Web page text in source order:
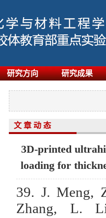
研究方向 研究成果
文 章 动 态
3D-printed
loading for
39. J. Meng,
Zhang, L.